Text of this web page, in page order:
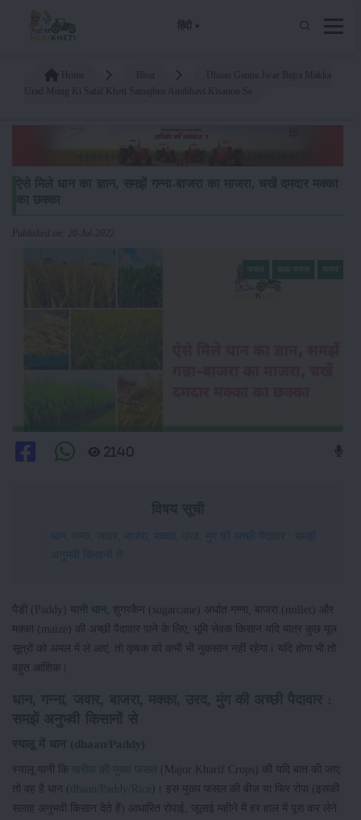
हिंदी
Published on: 20-Jul-2022
2140
धान, गन्ना, जवार, बाजरा, मक्का, उरद, मुंग की अच्छी पैदावार : समझें
अनुभवी किसानों से
पैडी (Paddy) यानी धान , शुगरकैन (sugarcane) अर्धात गन्ना, बाजरा (millet) और
मक्का (maize) की अच्छी पैदावार पाने के लिए, भूमि सेवक किसान यदि मात्र कुछ मूल
सूत्रों को अमल में ले आएं, तो कृषक को कभी भी नुकसान नहीं रहेगा। यदि होगा भी तो
बहुत आंशिक।
स्यालू यानी कि खरीफ की मुख्य फसल (Major Kharif Crops) की यदि बात की जाए
तो वह है धान ( dhaan/Paddy/Rice )। इस मुख्य फसल की बीज या फिर रोपा (इसकी
सलाह अनुभवी किसान देते हैं) आधारित रोपाई, जूलाई महीने में हर हाल में पूरा कर लेने